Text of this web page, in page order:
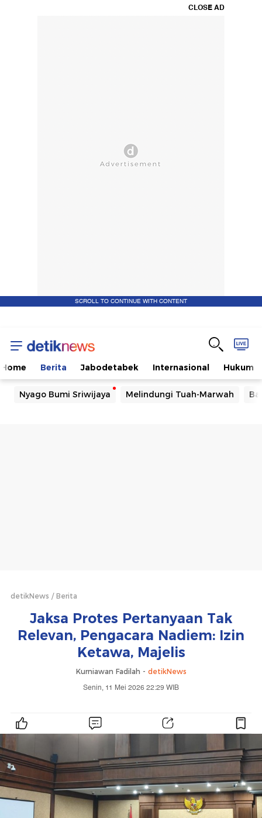
CLOSE AD
SCROLL TO CONTINUE WITH CONTENT
Home Berita Jabodetabek Internasional Hukum
Nyago Bumi Sriwijaya Melindungi Tuah-Marwah
detikNews Berita
Jaksa Protes Pertanyaan Tak
Relevan, Pengacara Nadiem: Izin
Ketawa, Majelis
Kurniawan Fadilah - detikNews
Senin, 11 Mei 2026 22:29 WIB